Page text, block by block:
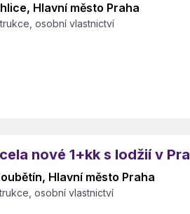
Hlavní město Praha
osobní vlastnictví
nové 1+kk s lodžií v
Hlavní město Praha
osobní vlastnictví